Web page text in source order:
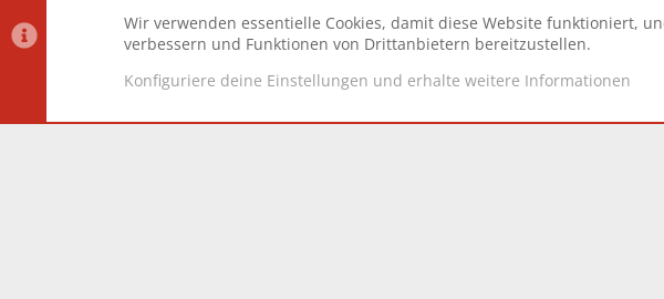
Datenschutz-Einstellungen PR Light Deutsch [Du]
Wir verwenden essentielle Cookies, damit diese Website funktioniert,
verbessern und Funktionen von Drittanbietern bereitzustellen.
Konfiguriere deine Einstellungen und erhalte weitere Informationen